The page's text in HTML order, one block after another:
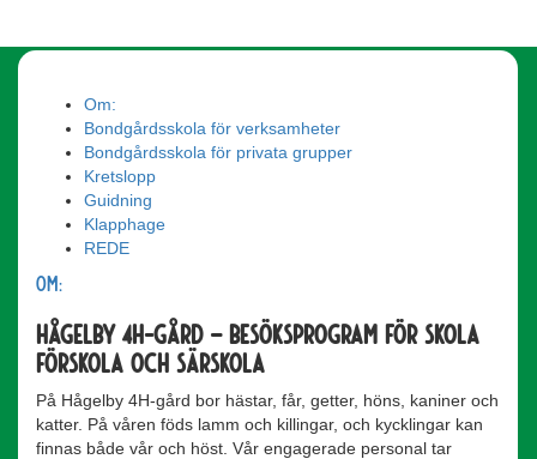
Om:
Bondgårdsskola för verksamheter
Bondgårdsskola för privata grupper
Kretslopp
Guidning
Klapphage
REDE
Om:
Hågelby 4H-gård – besöksprogram för skola
förskola och särskola
På Hågelby 4H-gård bor hästar, får, getter, höns, kaniner och
katter. På våren föds lamm och killingar, och kycklingar kan
finnas både vår och höst. Vår engagerade personal tar